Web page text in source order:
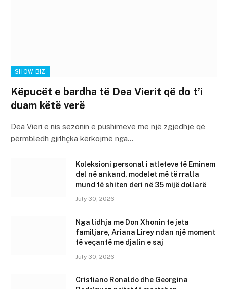
SHOW BIZ
Këpucët e bardha të Dea Vierit që do t’i
duam këtë verë
Dea Vieri e nis sezonin e pushimeve me një zgjedhje që
përmbledh gjithçka kërkojmë nga…
Koleksioni personal i atleteve të Eminem
del në ankand, modelet më të rralla
mund të shiten deri në 35 mijë dollarë
July 30, 2026
Nga lidhja me Don Xhonin te jeta
familjare, Ariana Lirey ndan një moment
të veçantë me djalin e saj
July 30, 2026
Cristiano Ronaldo dhe Georgina